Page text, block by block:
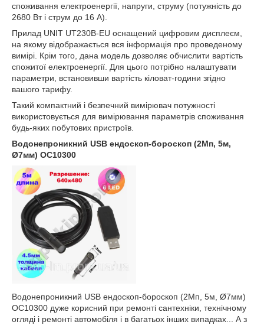
споживання електроенергії, напруги, струму (потужність до
2680 Вт і струм до 16 А).
Прилад UNIT UT230B-EU оснащений цифровим дисплеєм,
на якому відображається вся інформація про проведеному
вимірі. Крім того, дана модель дозволяє обчислити вартість
спожитої електроенергії. Для цього потрібно налаштувати
параметри, встановивши вартість кіловат-години згідно
вашого тарифу.
Такий компактний і безпечний вимірювач потужності
використовується для вимірювання параметрів споживання
будь-яких побутових пристроїв.
Водонепроникний USB ендоскоп-бороскоп (2Мп, 5м,
Ø7мм) OC10300
Водонепроникний USB ендоскоп-бороскоп (2Мп, 5м, Ø7мм)
OC10300 дуже корисний при ремонті сантехніки, технічному
огляді і ремонті автомобіля і в багатьох інших випадках... А з